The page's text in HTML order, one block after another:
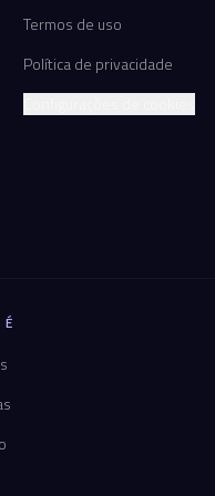
Termos de uso
Política de privacidade